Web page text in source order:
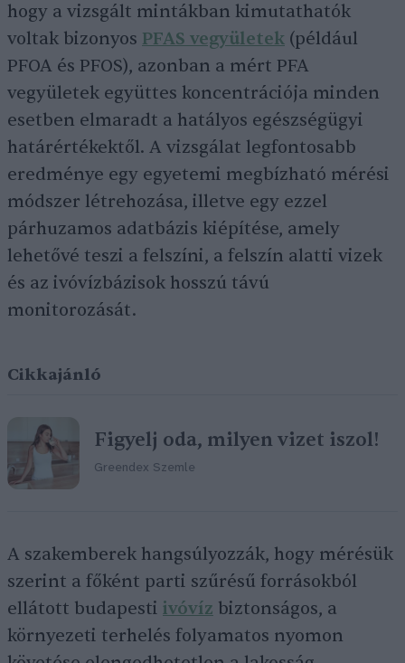
hogy a vizsgált mintákban kimutathatók
voltak bizonyos PFAS vegyületek (például
PFOA és PFOS), azonban a mért PFA
vegyületek együttes koncentrációja minden
esetben elmaradt a hatályos egészségügyi
határértékektől. A vizsgálat legfontosabb
eredménye egy egyetemi megbízható mérési
módszer létrehozása, illetve egy ezzel
párhuzamos adatbázis kiépítése, amely
lehetővé teszi a felszíni, a felszín alatti vizek
és az ivóvízbázisok hosszú távú
monitorozását.
Cikkajánló
Figyelj oda, milyen vizet iszol!
Greendex Szemle
A szakemberek hangsúlyozzák, hogy mérésük
szerint a főként parti szűrésű forrásokból
ellátott budapesti ivóvíz biztonságos, a
környezeti terhelés folyamatos nyomon